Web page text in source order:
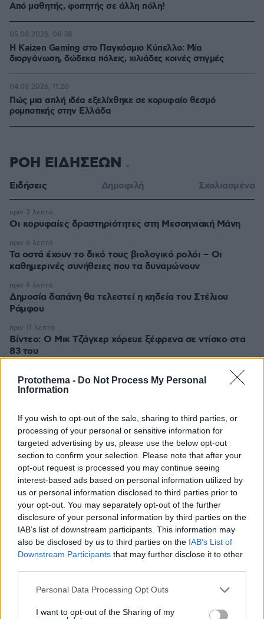
Protothema - Do Not Process My Personal
Information
If you wish to opt-out of the sale, sharing to third parties, or
processing of your personal or sensitive information for
targeted advertising by us, please use the below opt-out
section to confirm your selection. Please note that after your
opt-out request is processed you may continue seeing
interest-based ads based on personal information utilized by
us or personal information disclosed to third parties prior to
your opt-out. You may separately opt-out of the further
disclosure of your personal information by third parties on the
IAB’s list of downstream participants. This information may
also be disclosed by us to third parties on the IAB’s List of
Downstream Participants that may further disclose it to other
Please note that this website/app uses one or more Google
not limited to your visit or usage behaviour. You may click to
Personal Data Processing Opt Outs
I want to opt-out of the Sharing of my
Από μαθητής, φοιτητής σε άλλη πόλη!
H Kaizen Gaming στο Παγκόσμιο Kύπελλο: Μία
διοργάνωση, δώδεκα πόλεις, χιλιάδες κοινές στιγμές
05.08.2026, 08:38
Πώς μια απλή ιδέα εξελίχθηκε σε κορυφαίο θεσμό
ρομποτικής στην Ελλάδα
04.08.2026, 11:20
ΡΟΗ ΕΙΔΗΣΕΩΝ
Ειδήσεις Δημοφιλή Σχολιασμένα
Οι κορυφαίες δραστηριότητες στη Μεσσηνιακή Μάνη
πριν 3 λεπτά
Τα οστά έχουν το δικό τους βιολογικό ρολόι – Οι
καθημερινές συνήθειες που τα δυναμώνουν
πριν 6 λεπτά
Δημοσία δαπάνη θα τελεστεί η κηδεία του Στέλιου
Ράμφου
πριν 9 λεπτά
Βίντεο: Ο Μικ Τζάγκερ χόρευε ξέφρενα σε ντίσκο στα
83 του
πριν 11 λεπτά
Ισραηλινός επιχειρηματίας που είχε αποκαλέσει τον
Τραμπ «καθίκι» κατεβαίνει υποψήφιος με το κόμμα του
Θαλασσάκι: Γεύσεις και αρώματα της Τήνου με φόντο
το μπλε του Αιγαίου
πριν 12 λεπτά
Αρρώστιες που συχνά οι γάτες κρύβουν και τι πρέπει να
κάνετε
πριν 13 λεπτά
«Είναι η στιγμή που παγώνεις, ο πιο δυνατός που έχω
ζήσει», λέει Έλληνας κάτοικος της Μπογκοτά για τον
σεισμό των 7,4 Ρίχτερ
πριν 19 λεπτά
Παναθηναϊκός: Τι σημαίνει η ισοπαλία στο πρώτο ματς
και τι δείχνει για πρόκριση